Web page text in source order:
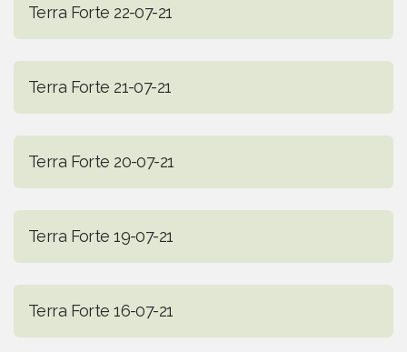
Terra Forte 22-07-21
Terra Forte 21-07-21
Terra Forte 20-07-21
Terra Forte 19-07-21
Terra Forte 16-07-21